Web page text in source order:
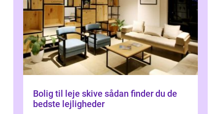
Bolig til leje skive sådan finder du de
bedste lejligheder